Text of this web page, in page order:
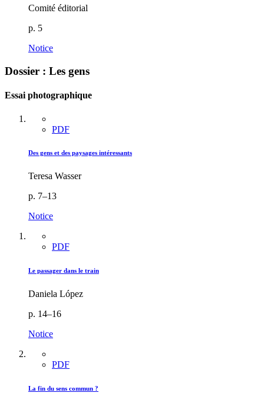
Comité éditorial
p. 5
Notice
Dossier : Les gens
Essai photographique
PDF
Des gens et des paysages intéressants
Teresa Wasser
p. 7–13
Notice
PDF
Le passager dans le train
Daniela López
p. 14–16
Notice
PDF
La fin du sens commun ?